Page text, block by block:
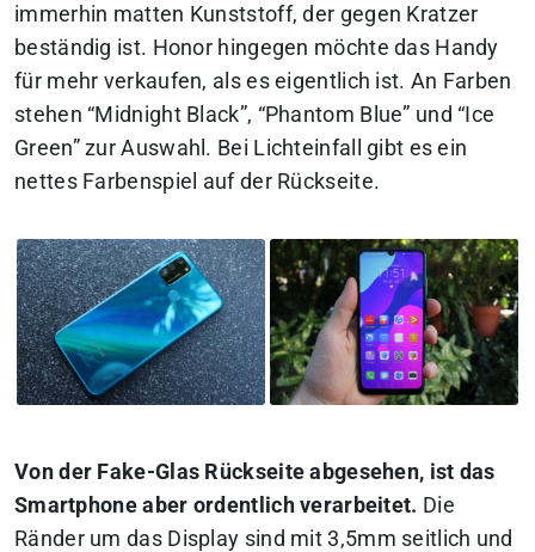
immerhin matten Kunststoff, der gegen Kratzer
beständig ist. Honor hingegen möchte das Handy
für mehr verkaufen, als es eigentlich ist. An Farben
stehen “Midnight Black”, “Phantom Blue” und “Ice
Green” zur Auswahl. Bei Lichteinfall gibt es ein
nettes Farbenspiel auf der Rückseite.
Von der Fake-Glas Rückseite abgesehen, ist das
Smartphone aber ordentlich verarbeitet. Die
Ränder um das Display sind mit 3,5mm seitlich und